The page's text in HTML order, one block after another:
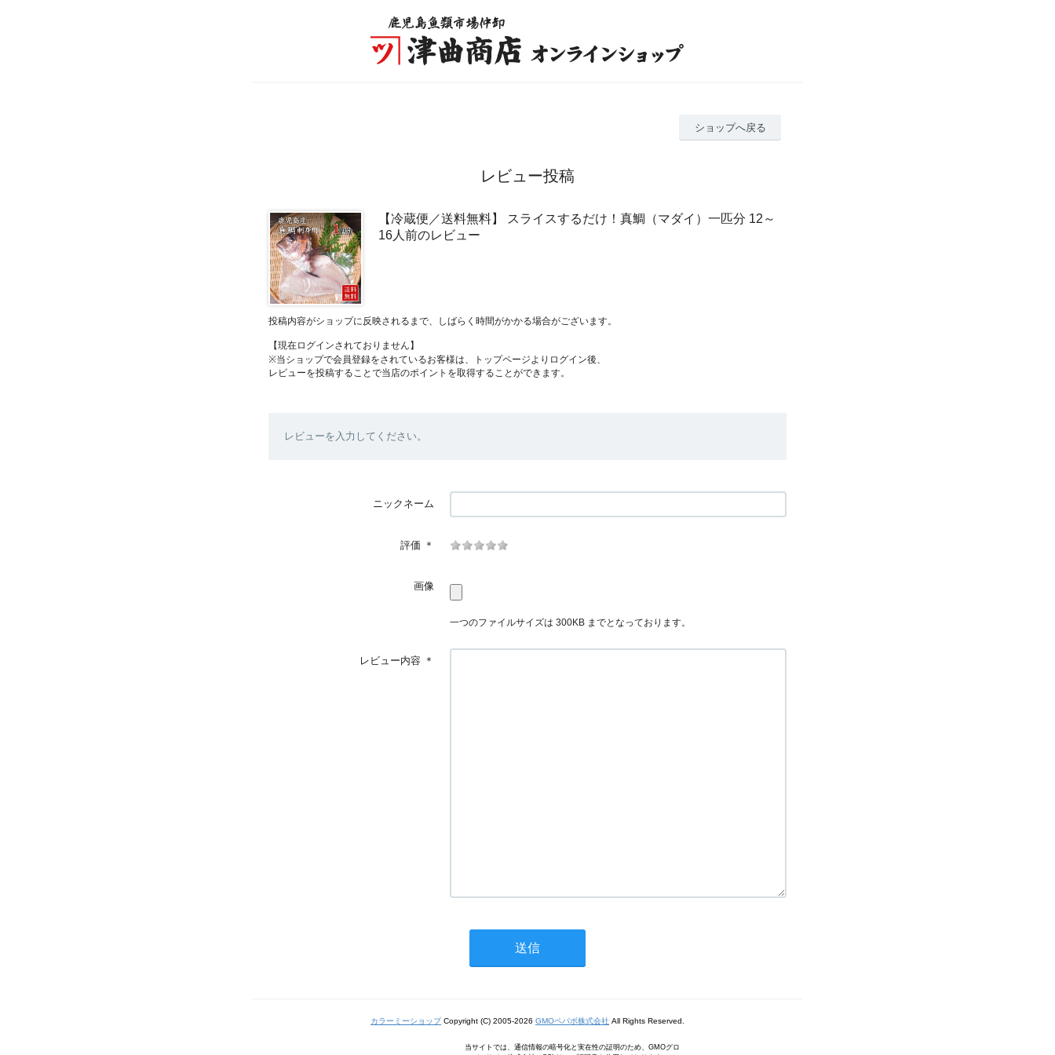
ショップへ戻る
レビュー投稿
【冷蔵便／送料無料】 スライスするだけ！真鯛（マダイ）一匹分 12～
16人前のレビュー
投稿内容がショップに反映されるまで、しばらく時間がかかる場合がございます。
【現在ログインされておりません】
※当ショップで会員登録をされているお客様は、トップページよりログイン後、
レビューを投稿することで当店のポイントを取得することができます。
レビューを入力してください。
ニックネーム
評価 ＊
画像
一つのファイルサイズは 300KB までとなっております。
レビュー内容 ＊
カラーミーショップCopyright (C) 2005-2026 GMOペパボ株式会社 All Rights Reserved.
当サイトでは、通信情報の暗号化と実在性の証明のため、GMOグロ